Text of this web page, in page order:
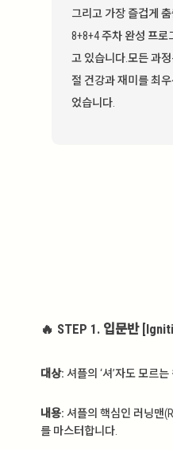
그리고 가장 즐겁게
8+8+4 주차 완성 프로
고 있습니다.모든 과
절 건강과 재미를 최
었습니다.
🔥 STEP 1. 입문반
대상: 셔플의 ‘셔’자도 모르
내용: 셔플의 핵심인 러닝맨
를 마스터합니다.